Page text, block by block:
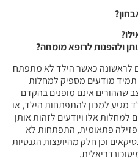
ולהפנות לרופא מומחה?
לראשונה כאשר הילד לא מתפתח
תמיד מודעים מספיק למחלות
שההורים אינם מופנים בהקדם
מגיע למכון להתפתחות הילד, או
למחלות אלו ויודעים לזהות אותן
פזילה פתאומית, התפתחות לא
וכן חלק מהיועצות הגנטיות